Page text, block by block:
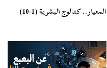
المعيار.. كتالوج البشرية (1-10)